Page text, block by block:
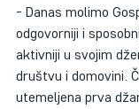
- Danas molimo
odgovorniji i
aktivniji u svojim
društvu i domovini.
utemeljena prva